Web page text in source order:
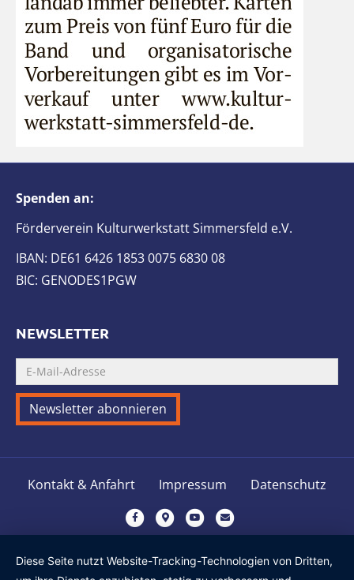
Spenden an:
Förderverein Kulturwerkstatt Simmersfeld e.V.
IBAN: DE61 6426 1853 0075 6830 08
BIC: GENODES1PGW
NEWSLETTER
Kontakt & Anfahrt Impressum Datenschutz
F
a
c
G
o
Y
o
E
m
Diese Seite nutzt Website-Tracking-Technologien von Dritten,